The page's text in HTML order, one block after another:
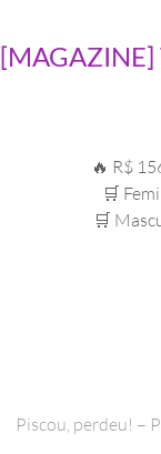
[MAGAZINE]
🔥 R$
🛒
🛒
Piscou, perdeu! –